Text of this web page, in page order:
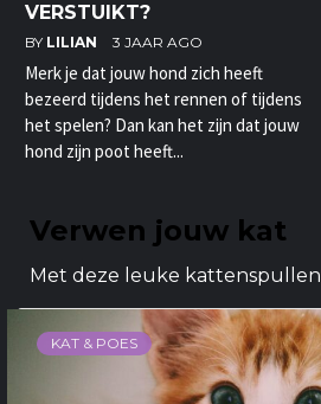
VERSTUIKT?
BY LILIAN 3 JAAR AGO
Merk je dat jouw hond zich heeft
bezeerd tijdens het rennen of tijdens
het spelen? Dan kan het zijn dat jouw
hond zijn poot heeft...
Verwen jouw kat
Met deze leuke kattenspullen
KAT & POES